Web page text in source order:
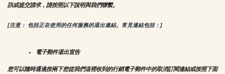
訊或提交請求，請按照以下說明與我們聯繫。
[注意： 包括正在使用的任何服務的退出連結。常見連結包括：]
電子郵件退出宣告
您可以隨時通過按兩下您從我們這裡收到的行銷電子郵件中的取消訂閱連結或按照下面